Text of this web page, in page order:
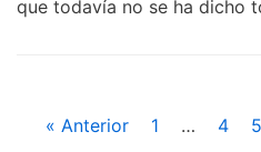
que todavía no se ha dicho
« Anterior 1 … 4 5